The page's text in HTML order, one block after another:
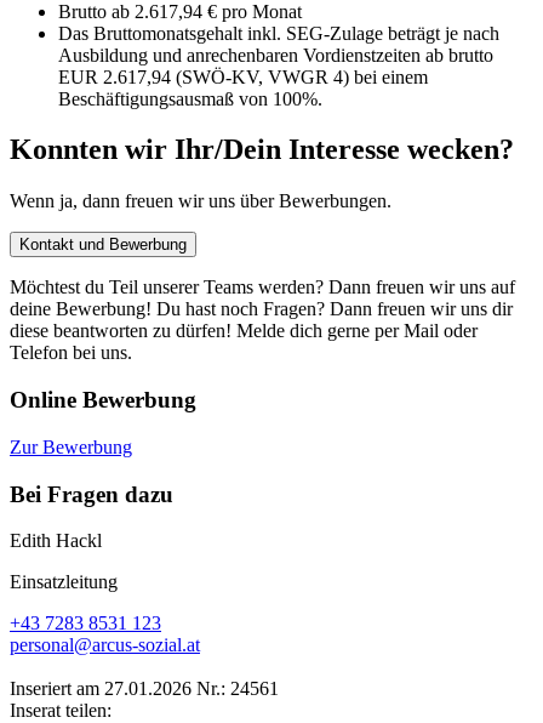
Brutto ab 2.617,94 € pro Monat
Das Bruttomonatsgehalt inkl. SEG-Zulage beträgt je nach
Ausbildung und anrechenbaren Vordienstzeiten ab brutto
EUR 2.617,94 (SWÖ-KV, VWGR 4) bei einem
Beschäftigungsausmaß von 100%.
Konnten wir Ihr/Dein Interesse wecken?
Wenn ja, dann freuen wir uns über Bewerbungen.
Kontakt und Bewerbung
Möchtest du Teil unserer Teams werden? Dann freuen wir uns auf
deine Bewerbung! Du hast noch Fragen? Dann freuen wir uns dir
diese beantworten zu dürfen! Melde dich gerne per Mail oder
Telefon bei uns.
Online Bewerbung
Zur Bewerbung
Bei Fragen dazu
Edith Hackl
Einsatzleitung
+43 7283 8531 123
personal@arcus-sozial.at
Inseriert am 27.01.2026 Nr.: 24561
Inserat teilen: